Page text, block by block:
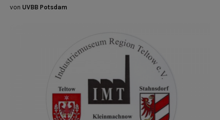
von UVBB Potsdam